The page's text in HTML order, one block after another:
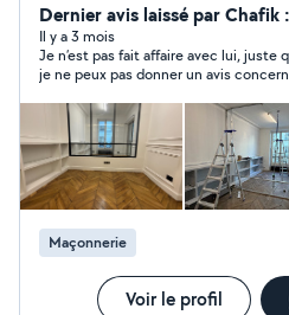
commerciaux en
modernes et personnalisés. Notre équipe est
composée de professionnels en : Design
Construction et rénovation Gestion de projets
Instagram: Rios Renovation
Dernier avis laissé par Chafik
Il y a 3 mois
Je n’est pas fait affaire avec lui, juste
je ne peux pas donner un avis
Maçonnerie
Voir le profil